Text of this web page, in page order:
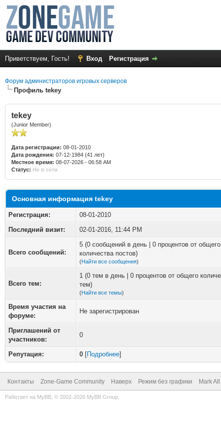
Приветствуем, Гость! Вход Регистрация
Форум администраторов игровых серверов
Профиль tekey
tekey
(Junior Member)
Дата регистрации: 08-01-2010
Дата рождения: 07-12-1984 (41 лет)
Местное время: 08-07-2026 - 06:58 AM
Статус: Не в сети
Основная информация tekey
Регистрация:
08-01-2010
Последний визит:
02-01-2016, 11:44 PM
Всего сообщений:
5 (0 сообщений в день | 0 процентов от общего
количества постов)
(Найти все сообщения)
Всего тем:
1 (0 тем в день | 0 процентов от общего
тем)
(Найти все темы)
Время участия на
форуме:
Не зарегистрирован
Приглашений от
участников:
0
Репутация: 0 [Подробнее]
Контакты Zone-Game Community Наверх Режим без графики Mark
Работает на MyBB , © 2002-2026 MyBB Group